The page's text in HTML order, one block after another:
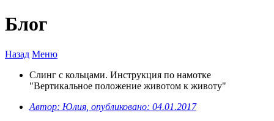
Блог
Назад Меню
Слинг с кольцами. Инструкция по намотке
"Вертикальное положение животом к животу"
Автор: Юлия, опубликовано: 04.01.2017